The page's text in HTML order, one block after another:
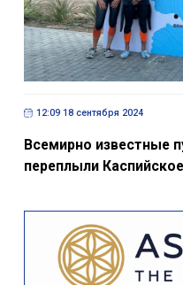
12:09 18 сентября 2024
Всемирно известные
переплыли